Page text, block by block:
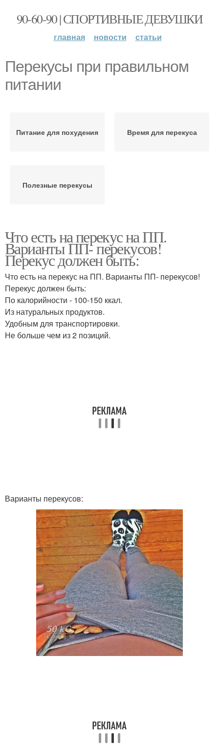
90-60-90 | СПОРТИВНЫЕ ДЕВУШКИ
главная новости статьи
Перекусы при правильном
питании
Питание для похудения Время для перекуса
Полезные перекусы
Что есть на перекус на ПП.
Варианты ПП- перекусов!
Перекус должен быть:
Что есть на перекус на ПП. Варианты ПП- перекусов!
Перекус должен быть:
По калорийности - 100-150 ккал.
Из натуральных продуктов.
Удобным для транспортировки.
Не больше чем из 2 позиций.
Варианты перекусов: